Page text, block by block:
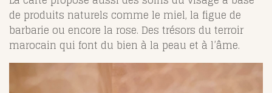
de produits naturels comme le miel, la figue de
barbarie ou encore la rose. Des trésors du terroir
marocain qui font du bien à la peau et à l’âme.